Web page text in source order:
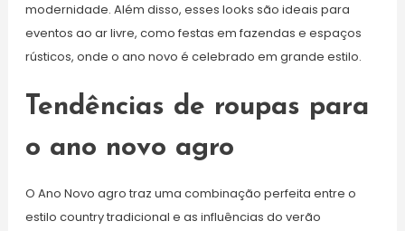
modernidade. Além disso, esses looks são ideais para
eventos ao ar livre, como festas em fazendas e espaços
rústicos, onde o ano novo é celebrado em grande estilo.
Tendências de roupas para
o ano novo agro
O Ano Novo agro traz uma combinação perfeita entre o
estilo country tradicional e as influências do verão